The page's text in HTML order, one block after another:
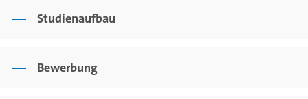
Studienaufbau
Bewerbung